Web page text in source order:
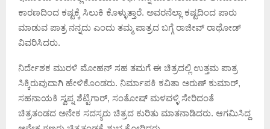
ಕಾರಣದಿಂದ ಕಷ್ಟಕ್ಕೆ ಸಿಲುಕಿ ಕೊಳ್ಳುತ್ತಾರೆ. ಅವರನೆಲ್ಲಾ ಕಷ್ಟದಿಂದ ಪಾರು
ಮಾಡುವ ಪಾತ್ರ ನನ್ನದು ಎಂದು ತಮ್ಮ ಪಾತ್ರದ ಬಗ್ಗೆ ರಾಜೀವ್ ರಾಥೋಡ್
ವಿವರಿಸಿದರು.
ನಿರ್ದೇಶಕ ಮುರಳಿ ಮೋಹನ್ ಸಹ ತಮಗೆ ಈ ಚಿತ್ರದಲ್ಲಿ ಉತ್ತಮ ಪಾತ್ರ
ಸಿಕ್ಕಿರುವುದಾಗಿ ಹೇಳಿಕೊಂಡರು. ನಿರ್ಮಾಪಕಿ ಕವಿತಾ ಅರುಣ್ ಕುಮಾರ್,
ಸಹನಾಯಕಿ ಸ್ವಪ್ನ ಶೆಟ್ಟಿಗಾರ್, ಸಂತೋಷ್ ಮಳವಳ್ಳಿ ಸೇರಿದಂತೆ
ಚಿತ್ರತಂಡದ ಅನೇಕ ಸದಸ್ಯರು ಚಿತ್ರದ ಕುರಿತು ಮಾತನಾಡಿದರು. ಆಗಮಿಸಿದ್ದ